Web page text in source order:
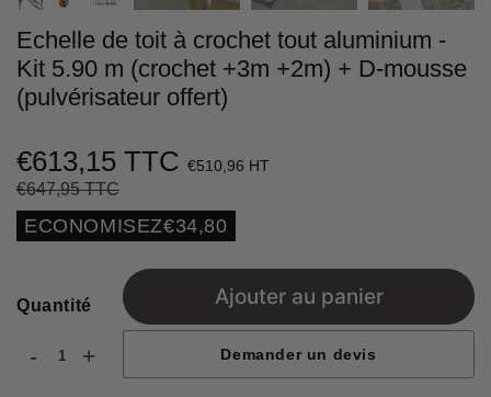
Echelle de toit à crochet tout aluminium -
Kit 5.90 m (crochet +3m +2m) + D-mousse
(pulvérisateur offert)
€613,15 TTC €510,96 HT
€647,95 TTC
régulier
réduit
Unit
price
ECONOMISEZ€34,80
Quantité
- +
Ajouter au panier
Demander un devis